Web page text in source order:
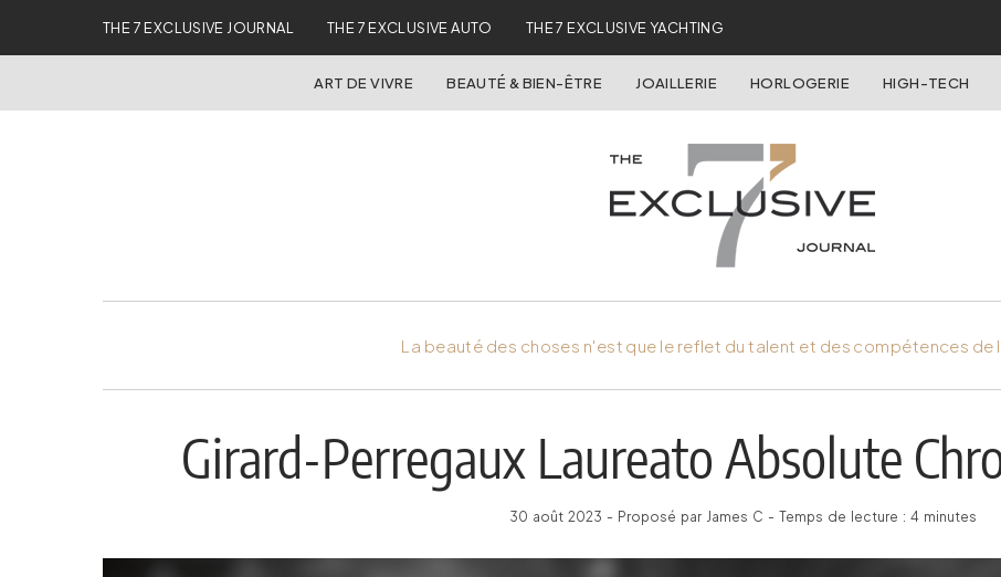
THE 7 EXCLUSIVE JOURNAL THE 7 EXCLUSIVE AUTO THE 7 EXCLUSIVE YACHTING
ART DE VIVRE BEAUTÉ & BIEN-ÊTRE JOAILLERIE HORLOGERIE HIGH-TECH
La beauté des choses n'est que le reflet du talent et des compétences de
Girard-Perregaux Laureato Absolute
30 août 2023 - Proposé par James C - Temps de lecture : 4 minutes